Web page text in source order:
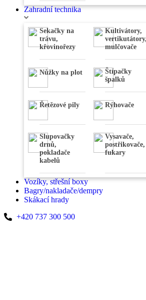
Zahradní technika
Sekačky na
trávu,
křovinořezy
Kultivátory,
vertikutátory,
mulčovače
Nůžky na plot
Štípačky
špalků
Řetězové pily Rýhovače
Slupovačky
drnů,
pokladače
kabelů
Vysavače,
postřikovače,
fukary
Vozíky, střešní boxy
Bagry/nakladače/dempry
Skákací hrady
+420 737 300 500